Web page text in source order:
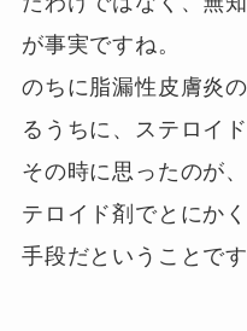
が事実ですね。
のちに脂漏性皮膚炎
るうちに、ステロイ
その時に思ったのが
テロイド剤でとにか
手段だということです